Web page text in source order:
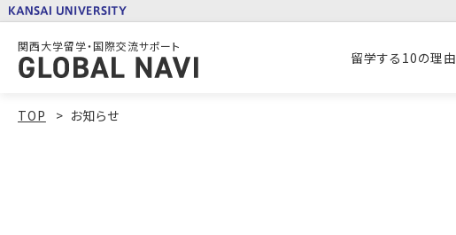
関西大学留学・国際交流サポート
留学する10の理由
TOP お知らせ